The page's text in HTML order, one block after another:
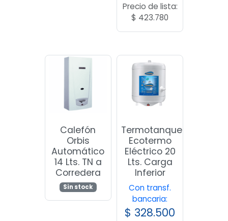
Precio de lista:
$ 423.780
Calefón
Orbis
Automático
14 Lts. TN a
Corredera
Sin stock
Termotanque
Ecotermo
Eléctrico 20
Lts. Carga
Inferior
Con transf.
bancaria:
$ 328.500